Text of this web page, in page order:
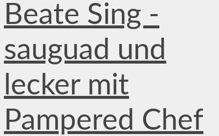
Beate Sing -
sauguad und
lecker mit
Pampered Chef